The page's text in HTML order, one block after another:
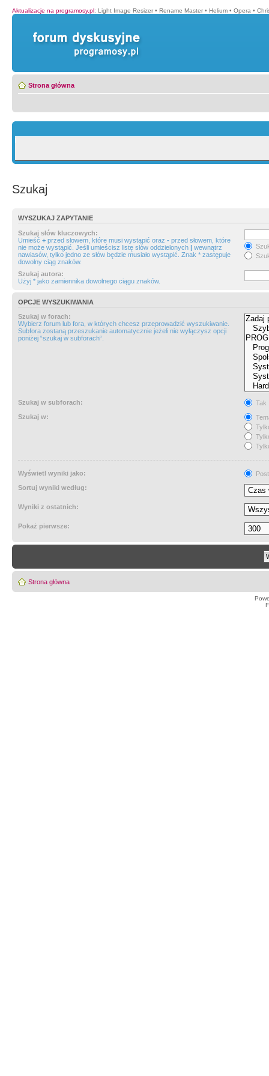
Aktualizacje na programosy.pl: Light Image Resizer • Rename Master • Helium • Opera •
Strona główna
Szukaj
WYSZUKAJ ZAPYTANIE
Szukaj słów kluczowych:
Umieść + przed słowem, które musi wystąpić oraz - przed słowem, które
nie może wystąpić. Jeśli umieścisz listę słów oddzielonych | wewnątrz
nawiasów, tylko jedno ze słów będzie musiało wystąpić. Znak * zastępuje
dowolny ciąg znaków.
Szukaj autora:
Użyj * jako zamiennika dowolnego ciągu znaków.
OPCJE WYSZUKIWANIA
Szukaj w forach:
Wybierz forum lub fora, w których chcesz przeprowadzić wyszukiwanie.
Subfora zostaną przeszukanie automatycznie jeżeli nie wyłączysz opcji
poniżej “szukaj w subforach“.
Szukaj w subforach:
Tak
Szukaj w:
Wyświetl wyniki jako:
Sortuj wyniki według:
Wyniki z ostatnich:
Pokaż pierwsze:
Strona główna